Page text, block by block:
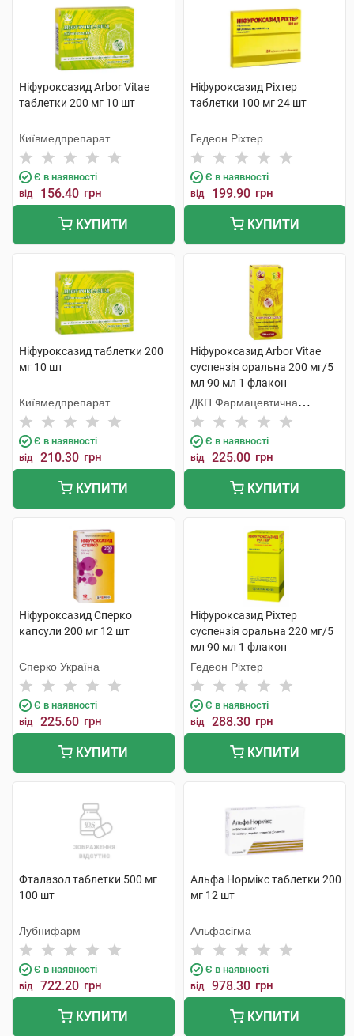
Ніфуроксазид Arbor Vitae
таблетки 200 мг 10 шт
Київмедпрепарат
Є в наявності
від 156.40 грн
КУПИТИ
Ніфуроксазид Ріхтер
таблетки 100 мг 24 шт
Гедеон Ріхтер
Є в наявності
від 199.90 грн
КУПИТИ
Ніфуроксазид таблетки 200
мг 10 шт
Київмедпрепарат
Є в наявності
від 210.30 грн
КУПИТИ
Ніфуроксазид Arbor Vitae
суспензія оральна 200 мг/5
мл 90 мл 1 флакон
ДКП Фармацевтична
фабрика
Є в наявності
від 225.00 грн
КУПИТИ
Ніфуроксазид Сперко
капсули 200 мг 12 шт
Сперко Україна
Є в наявності
від 225.60 грн
КУПИТИ
Ніфуроксазид Ріхтер
суспензія оральна 220 мг/5
мл 90 мл 1 флакон
Гедеон Ріхтер
Є в наявності
від 288.30 грн
КУПИТИ
Фталазол таблетки 500 мг
100 шт
Лубнифарм
Є в наявності
від 722.20 грн
КУПИТИ
Альфа Нормікс таблетки 200
мг 12 шт
Альфасігма
Є в наявності
від 978.30 грн
КУПИТИ